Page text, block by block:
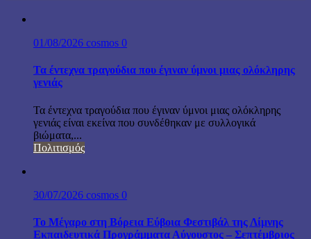
01/08/2026 cosmos 0
Τα έντεχνα τραγούδια που έγιναν ύμνοι μιας ολόκληρης
γενιάς
Τα έντεχνα τραγούδια που έγιναν ύμνοι μιας ολόκληρης
γενιάς είναι εκείνα που συνδέθηκαν με συλλογικά
βιώματα,...
Πολιτισμός
30/07/2026 cosmos 0
Το Μέγαρο στη Βόρεια Εύβοια Φεστιβάλ της Λίμνης
Εκπαιδευτικά Προγράμματα Αύγουστος – Σεπτέμβριος